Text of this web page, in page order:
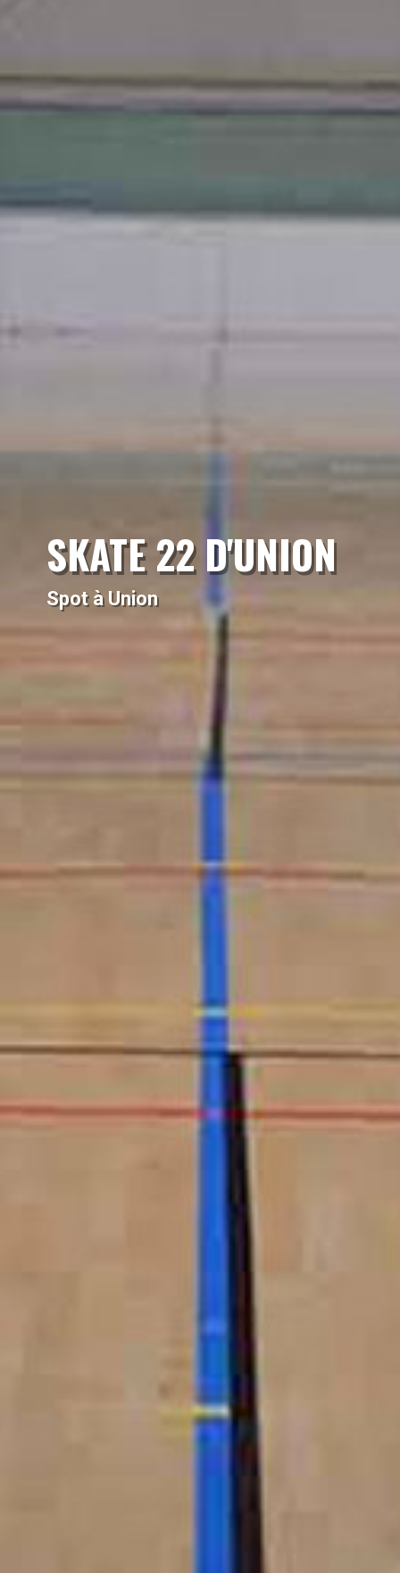
SKATE 22 D'UNION
Spot à Union